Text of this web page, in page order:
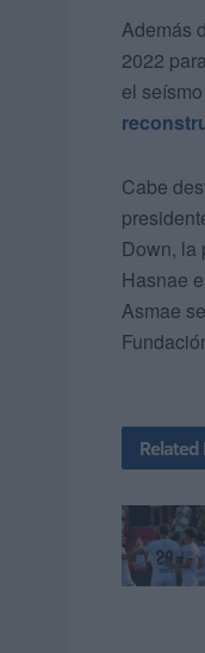
Además
2022
el
Cabe
Down, la
Hasnae
Asmae
Related